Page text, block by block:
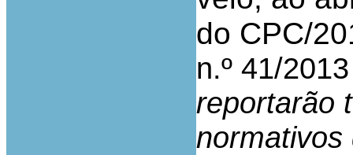
do CPC/
n.º 41/2013
reportarão
normativos